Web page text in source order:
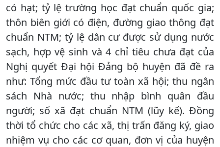
có hạt; tỷ lệ trường học đạt chuẩn quốc gia;
thôn biên giới có điện, đường giao thông đạt
chuẩn NTM; tỷ lệ dân cư được sử dụng nước
sạch, hợp vệ sinh và 4 chỉ tiêu chưa đạt của
Nghị quyết Đại hội Đảng bộ huyện đã đề ra
như: Tổng mức đầu tư toàn xã hội; thu ngân
sách Nhà nước; thu nhập bình quân đầu
người; số xã đạt chuẩn NTM (lũy kế). Đồng
thời tổ chức cho các xã, thị trấn đăng ký, giao
nhiệm vụ cho các cơ quan, đơn vị của huyện